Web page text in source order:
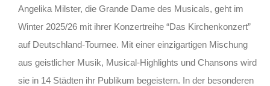
Angelika Milster, die Grande Dame des Musicals, geht im
Winter 2025/26 mit ihrer Konzertreihe “Das Kirchenkonzert”
auf Deutschland-Tournee. Mit einer einzigartigen Mischung
aus geistlicher Musik, Musical-Highlights und Chansons wird
sie in 14 Städten ihr Publikum begeistern. In der besonderen